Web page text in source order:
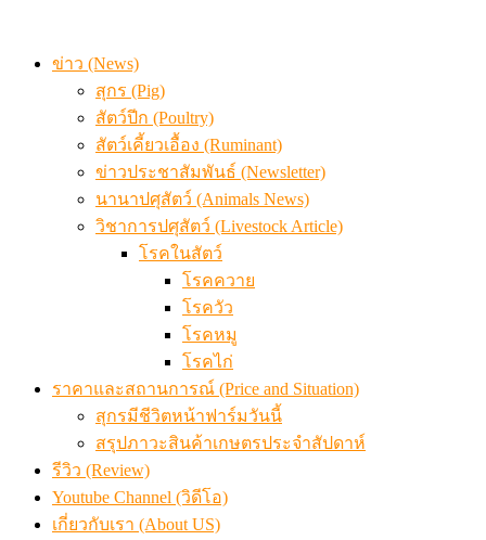
ข่าว (News)
สุกร (Pig)
สัตว์ปีก (Poultry)
สัตว์เคี้ยวเอื้อง (Ruminant)
ข่าวประชาสัมพันธ์ (Newsletter)
นานาปศุสัตว์ (Animals News)
วิชาการปศุสัตว์ (Livestock Article)
โรคในสัตว์
โรคควาย
โรควัว
โรคหมู
โรคไก่
ราคาและสถานการณ์ (Price and Situation)
สุกรมีชีวิตหน้าฟาร์มวันนี้
สรุปภาวะสินค้าเกษตรประจำสัปดาห์
รีวิว (Review)
Youtube Channel (วิดีโอ)
เกี่ยวกับเรา (About US)